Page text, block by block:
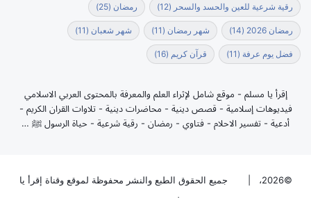
رقية شرعية للعين والحسد والسحر (12) رمضان (25)
رمضان 2026 (14) شهر رمضان (11) شهر شعبان (11)
فضل يوم عرفة (11) قرآن كريم (16)
إقرأ يا مسلم - موقع شامل لإثراء العلم والمعرفة بالمحتوى العربي الاسلامي
فيديوهات إسلامية - قصص دينية - محاضرات دينية - تلاوات القران الكريم -
أدعية - تفسير الاحلام - فتاوي - رمضان - رقية شرعية - حياة الرسول ﷺ …
©2026، |
جميع الحقوق الطبع والنشر محفوظة لموقع وقناة إقرأ يا